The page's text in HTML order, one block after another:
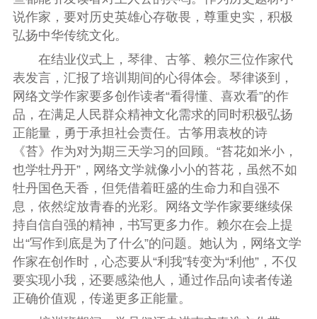
说作家，要对历史英雄心存敬畏，尊重史实，积极
弘扬中华传统文化。
在结业仪式上，琴律、古筝、赖尔三位作家代
表发言，汇报了培训期间的心得体会。琴律谈到，
网络文学作家要多创作读者“看得懂、喜欢看”的作
品，在满足人民群众精神文化需求的同时积极弘扬
正能量，勇于承担社会责任。古筝用袁枚的诗
《苔》作为对为期三天学习的回顾。“苔花如米小，
也学牡丹开”，网络文学就像小小的苔花，虽然不如
牡丹国色天香，但凭借着旺盛的生命力和自强不
息，依然绽放青春的光彩。网络文学作家要继续保
持自信自强的精神，书写更多力作。赖尔在会上提
出“写作到底是为了什么”的问题。她认为，网络文学
作家在创作时，心态要从“利我”转变为“利他”，不仅
要实现小我，还要感染他人，通过作品向读者传递
正确价值观，传递更多正能量。